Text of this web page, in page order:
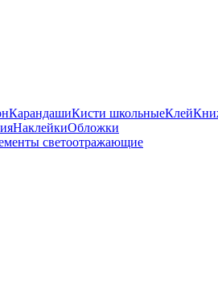
КарандашиКисти школьныеКлей
НаклейкиОбложки
светоотражающие